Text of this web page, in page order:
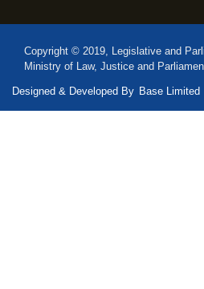
Copyright © 2019, Legislative and
Ministry of Law, Justice and
Designed & Developed By Base Limited